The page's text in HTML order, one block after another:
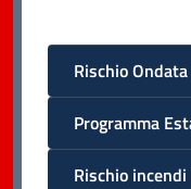
Rischio
Programma
Rischio